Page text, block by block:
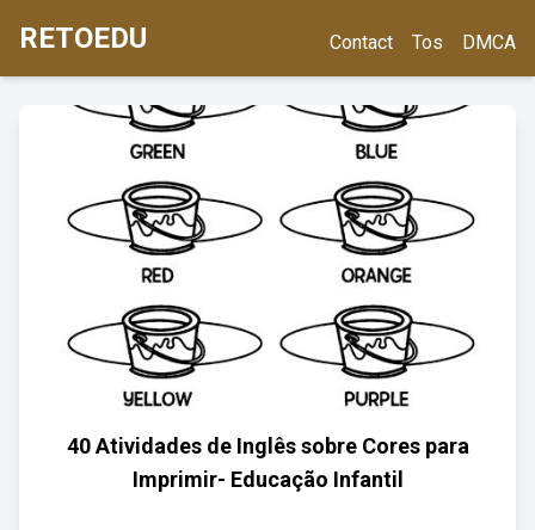
RETOEDU Contact Tos DMCA
40 Atividades de Inglês sobre Cores para
Imprimir- Educação Infantil